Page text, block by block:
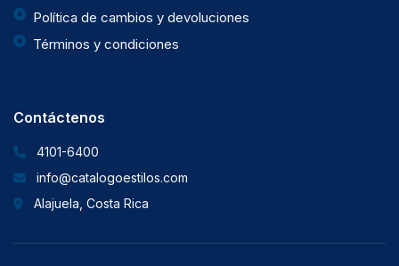
Política de cambios y devoluciones
Términos y condiciones
Contáctenos
4101-6400
info@catalogoestilos.com
Alajuela, Costa Rica